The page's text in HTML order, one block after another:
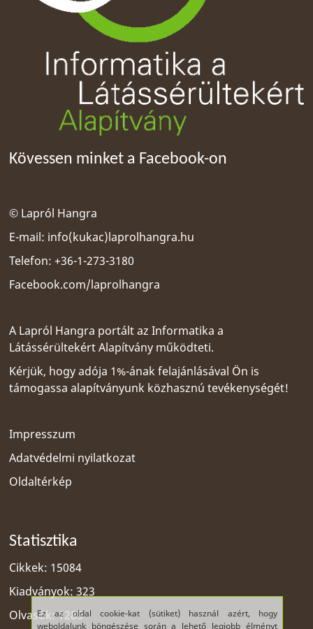
Ez az oldal cookie-kat (sütiket) használ azért, hogy
weboldalunk böngészése során a lehető legjobb élményt
Kövessen minket a Facebook-on
© Lapról Hangra
E-mail: info(kukac)laprolhangra.hu
Telefon: +36-1-273-3180
Facebook.com/laprolhangra
A Lapról Hangra portált azInformatika a
Látássérültekért Alapítvány működteti.
Kérjük, hogy adója 1%-ának felajánlásával Ön is
támogassa alapítványunk közhasznú tevékenységét!
Impresszum
Adatvédelmi nyilatkozat
Oldaltérkép
Statisztika
Cikkek: 15084
Kiadványok: 323
Olvasók: 1285